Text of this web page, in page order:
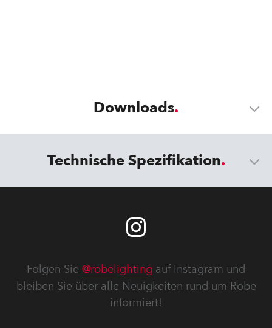
Downloads
Technische Spezifikation
Folgen Sie @robelighting auf Instagram und
bleiben Sie über alle Neuigkeiten rund um Robe
informiert!